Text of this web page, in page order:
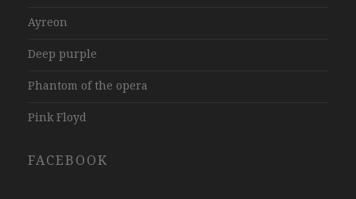
Ayreon
Deep purple
Phantom of the opera
Pink Floyd
FACEBOOK